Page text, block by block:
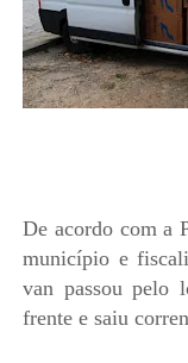
De acordo com a
município e
van passou pelo
frente e saiu